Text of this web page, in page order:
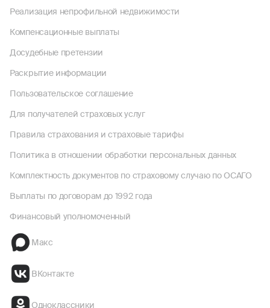
Реализация непрофильной недвижимости
Компенсационные выплаты
Досудебные претензии
Раскрытие информации
Пользовательское соглашение
Для получателей страховых услуг
Правила страхования и страховые тарифы
Политика в отношении обработки персональных данных
Комплектность документов по страховому случаю по ОСАГО
Выплаты по договорам до 1992 года
Финансовый уполномоченный
Макс
ВКонтакте
Одноклассники